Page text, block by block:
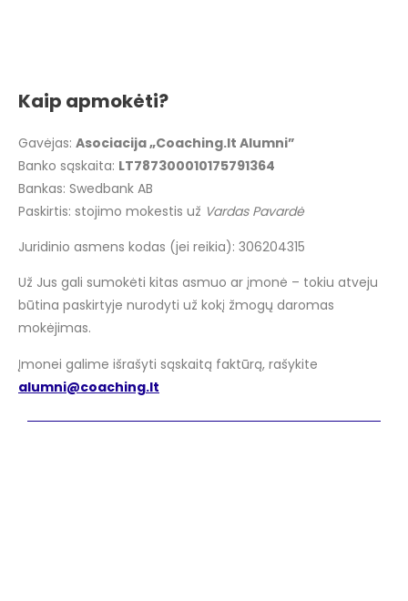
Kaip apmokėti?
Gavėjas: Asociacija „Coaching.lt Alumni”
Banko sąskaita: LT787300010175791364
Bankas: Swedbank AB
Paskirtis: stojimo mokestis už Vardas Pavardė
Juridinio asmens kodas (jei reikia): 306204315
Už Jus gali sumokėti kitas asmuo ar įmonė – tokiu atveju
būtina paskirtyje nurodyti už kokį žmogų daromas
mokėjimas.
Įmonei galime išrašyti sąskaitą faktūrą, rašykite
alumni@coaching.lt